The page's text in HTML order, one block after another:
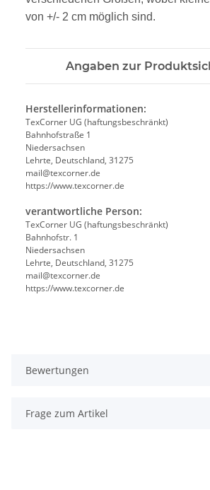
von +/- 2 cm möglich sind.
Angaben zur
Herstellerinformationen:
TexCorner UG (haftungsbeschränkt)
Bahnhofstraße 1
Niedersachsen
Lehrte, Deutschland, 31275
mail@texcorner.de
https://www.texcorner.de
verantwortliche Person:
TexCorner UG (haftungsbeschränkt)
Bahnhofstr. 1
Niedersachsen
Lehrte, Deutschland, 31275
mail@texcorner.de
https://www.texcorner.de
Bewertungen
Frage zum Artikel